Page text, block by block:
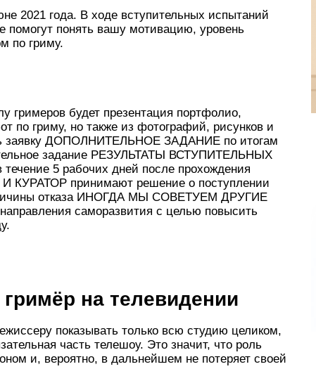
2021 года. В ходе вступительных испытаний
помогут понять вашу мотивацию, уровень
по гриму.
гримеров будет презентация портфолио,
по гриму, но также из фотографий, рисунков и
заявку ДОПОЛНИТЕЛЬНОЕ ЗАДАНИЕ по итогам
задание РЕЗУЛЬТАТЫ ВСТУПИТЕЛЬНЫХ
5 рабочих дней после прохождения
принимают решение о поступлении
отказа ИНОГДА МЫ СОВЕТУЕМ ДРУГИЕ
саморазвития с целью повысить
на телевидении
показывать только всю студию целиком,
часть телешоу. Это значит, что роль
и, вероятно, в дальнейшем не потеряет своей